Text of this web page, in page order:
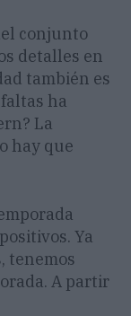
conjunto
detalles en
también es
ha
La
hay que
Ya
tenemos
A partir